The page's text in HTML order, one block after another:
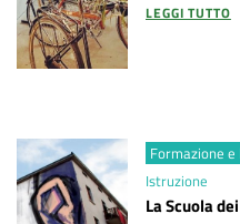
LEGGI TUTTO
Formazione
Istruzione
La Scuola